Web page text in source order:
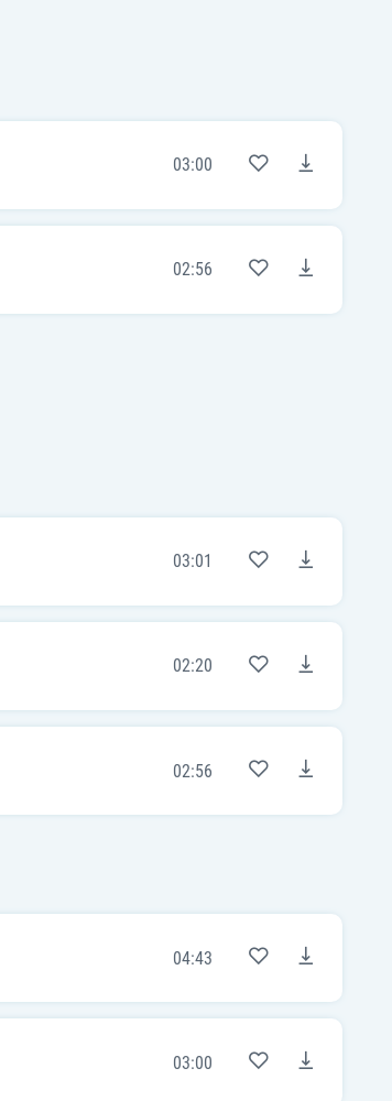
03:00
02:56
03:01
02:20
02:56
04:43
03:00